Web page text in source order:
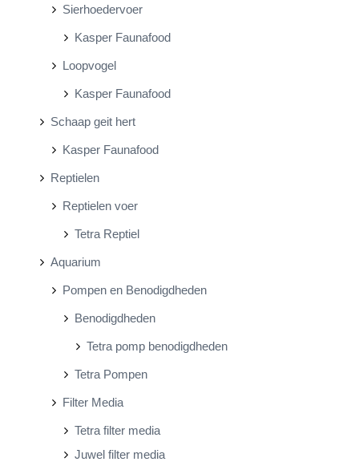
Sierhoedervoer
Kasper Faunafood
Loopvogel
Kasper Faunafood
Schaap geit hert
Kasper Faunafood
Reptielen
Reptielen voer
Tetra Reptiel
Aquarium
Pompen en Benodigdheden
Benodigdheden
Tetra pomp benodigdheden
Tetra Pompen
Filter Media
Tetra filter media
Juwel filter media